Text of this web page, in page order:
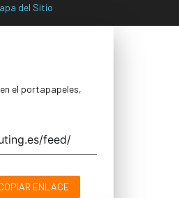
del Sitio
el portapapeles,
ENLACE